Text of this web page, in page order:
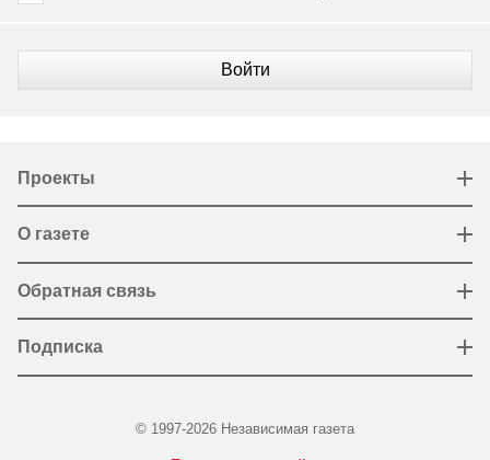
Войти
Проекты
О газете
Обратная связь
Подписка
© 1997-2026 Независимая газета